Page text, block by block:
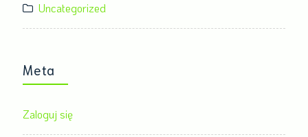
Uncategorized
Meta
Zaloguj się